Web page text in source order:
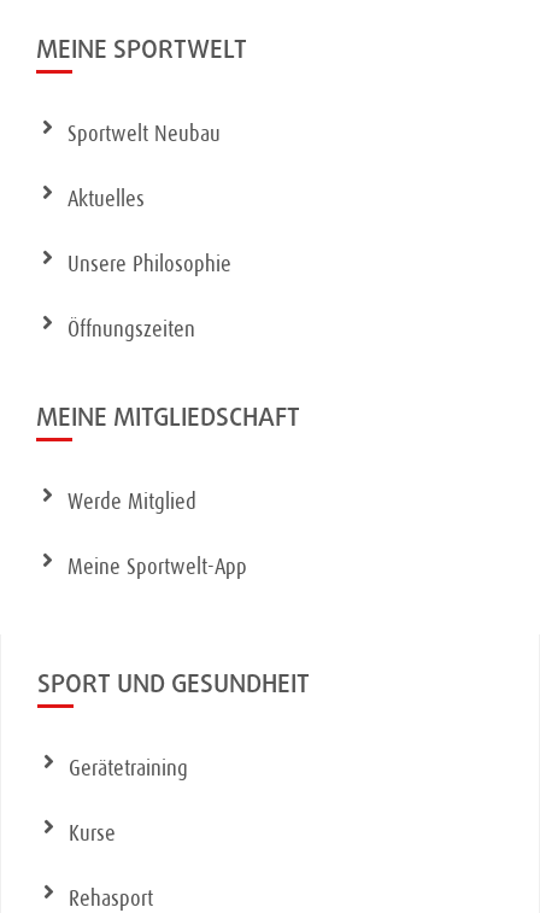
MEINE SPORTWELT
Sportwelt Neubau
Aktuelles
Unsere Philosophie
Öffnungszeiten
MEINE MITGLIEDSCHAFT
Werde Mitglied
Meine Sportwelt-App
SPORT UND GESUNDHEIT
Gerätetraining
Kurse
Rehasport